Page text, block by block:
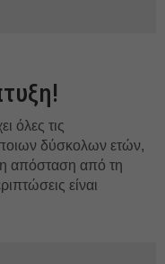
όλες τις
δύσκολων ετών,
απόσταση από τη
είναι